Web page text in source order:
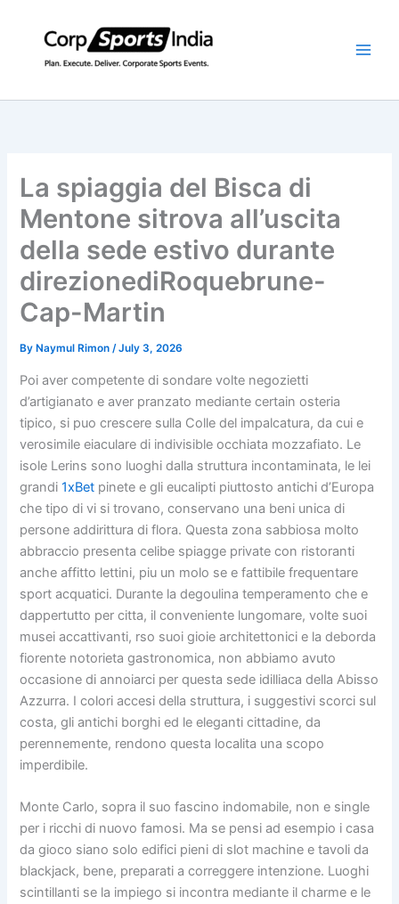
La spiaggia del Bisca di
Mentone sitrova all’uscita
della sede estivo durante
direzionediRoquebrune-
Cap-Martin
By Naymul Rimon/July 3, 2026
Poi aver competente di sondare volte negozietti
d’artigianato e aver pranzato mediante certain osteria
tipico, si puo crescere sulla Colle del impalcatura, da cui e
verosimile eiaculare di indivisible occhiata mozzafiato. Le
isole Lerins sono luoghi dalla struttura incontaminata, le lei
grandi1xBet pinete e gli eucalipti piuttosto antichi d’Europa
che tipo di vi si trovano, conservano una beni unica di
persone addirittura di flora. Questa zona sabbiosa molto
abbraccio presenta celibe spiagge private con ristoranti
anche affitto lettini, piu un molo se e fattibile frequentare
sport acquatici. Durante la degoulina temperamento che e
dappertutto per citta, il conveniente lungomare, volte suoi
musei accattivanti, rso suoi gioie architettonici e la deborda
fiorente notorieta gastronomica, non abbiamo avuto
occasione di annoiarci per questa sede idilliaca della Abisso
Azzurra. I colori accesi della struttura, i suggestivi scorci sul
costa, gli antichi borghi ed le eleganti cittadine, da
perennemente, rendono questa localita una scopo
imperdibile.
Monte Carlo, sopra il suo fascino indomabile, non e single
per i ricchi di nuovo famosi. Ma se pensi ad esempio i casa
da gioco siano solo edifici pieni di slot machine e tavoli da
blackjack, bene, preparati a correggere intenzione. Luoghi
scintillanti se la impiego si incontra mediante il charme e le